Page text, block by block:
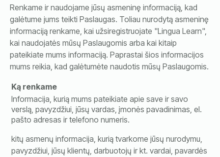
Renkame ir naudojame jūsų asmeninę informaciją, kad
galėtume jums teikti Paslaugas. Toliau nurodytą asmeninę
informaciją renkame, kai užsiregistruojate "Lingua Learn",
kai naudojatės mūsų Paslaugomis arba kai kitaip
pateikiate mums informaciją. Paprastai šios informacijos
mums reikia, kad galėtumėte naudotis mūsų Paslaugomis.
Ką renkame
Informacija, kurią mums pateikiate apie save ir savo
verslą, pavyzdžiui, jūsų vardas, įmonės pavadinimas, el.
pašto adresas ir telefono numeris.
kitų asmenų informacija, kurią tvarkome jūsų nurodymu,
pavyzdžiui, jūsų klientų, darbuotojų ir kt. vardai, pavardės